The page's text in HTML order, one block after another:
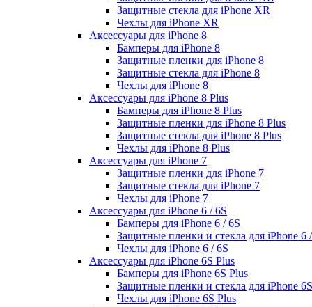
Защитные стекла для iPhone XR
Чехлы для iPhone XR
Аксессуары для iPhone 8
Бамперы для iPhone 8
Защитные пленки для iPhone 8
Защитные стекла для iPhone 8
Чехлы для iPhone 8
Аксессуары для iPhone 8 Plus
Бамперы для iPhone 8 Plus
Защитные пленки для iPhone 8 Plus
Защитные стекла для iPhone 8 Plus
Чехлы для iPhone 8 Plus
Аксессуары для iPhone 7
Защитные пленки для iPhone 7
Защитные стекла для iPhone 7
Чехлы для iPhone 7
Аксессуары для iPhone 6 / 6S
Бамперы для iPhone 6 / 6S
Защитные пленки и стекла для iPhone 6
Чехлы для iPhone 6 / 6S
Аксессуары для iPhone 6S Plus
Бамперы для iPhone 6S Plus
Защитные пленки и стекла для iPhone
Чехлы для iPhone 6S Plus